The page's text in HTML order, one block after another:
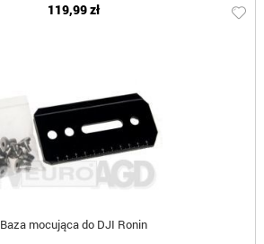
119,99 zł
mocująca do DJI Ronin